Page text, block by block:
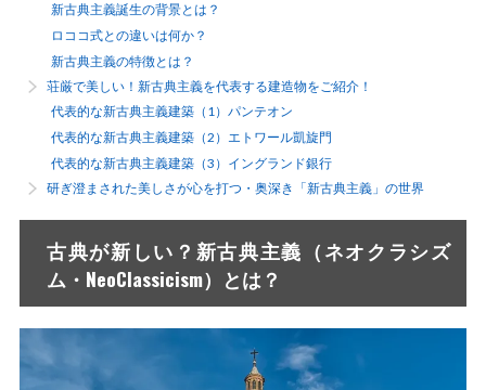
新古典主義誕生の背景とは？
ロココ式との違いは何か？
新古典主義の特徴とは？
荘厳で美しい！新古典主義を代表する建造物をご紹介！
代表的な新古典主義建築（1）パンテオン
代表的な新古典主義建築（2）エトワール凱旋門
代表的な新古典主義建築（3）イングランド銀行
研ぎ澄まされた美しさが心を打つ・奥深き「新古典主義」の世界
古典が新しい？新古典主義（ネオクラシズ
ム・NeoClassicism）とは？